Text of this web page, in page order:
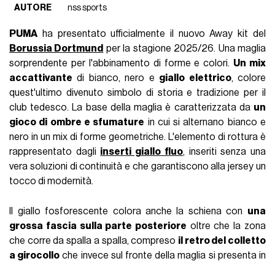
AUTORE nss sports
PUMA ha presentato ufficialmente il nuovo Away kit del
Borussia Dortmund per la stagione 2025/26. Una maglia
sorprendente per l'abbinamento di forme e colori. Un mix
accattivante di bianco, nero e giallo elettrico, colore
quest'ultimo divenuto simbolo di storia e tradizione per il
club tedesco. La base della maglia è caratterizzata da un
gioco di ombre e sfumature in cui si alternano bianco e
nero in un mix di forme geometriche. L'elemento di rottura è
rappresentato dagli inserti giallo fluo, inseriti senza una
vera soluzioni di continuità e che garantiscono alla jersey un
tocco di modernità.
Il giallo fosforescente colora anche la schiena con una
grossa fascia sulla parte posteriore oltre che la zona
che corre da spalla a spalla, compreso il retro del colletto
a girocollo che invece sul fronte della maglia si presenta in